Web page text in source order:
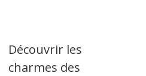
Découvrir les
charmes des